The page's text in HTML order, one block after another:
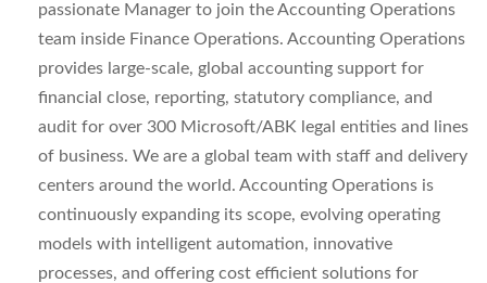
passionate Manager to join the Accounting Operations
team inside Finance Operations. Accounting Operations
provides large-scale, global accounting support for
financial close, reporting, statutory compliance, and
audit for over 300 Microsoft/ABK legal entities and lines
of business. We are a global team with staff and delivery
centers around the world. Accounting Operations is
continuously expanding its scope, evolving operating
models with intelligent automation, innovative
processes, and offering cost efficient solutions for